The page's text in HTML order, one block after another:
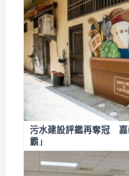
污水建設評鑑再奪冠 嘉
霸」